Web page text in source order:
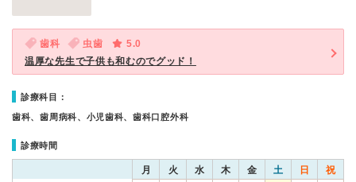
歯科 虫歯
5.0
温厚な先生で子供も和むのでグッド！
診療科目：
歯科、歯周病科、小児歯科、歯科口腔外科
診療時間
月 火 水 木 金 土 日 祝